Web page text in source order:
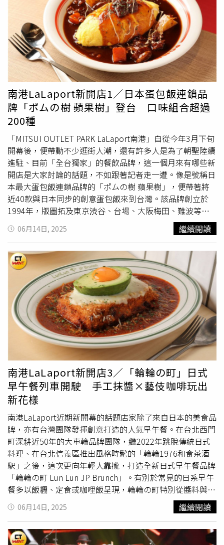
讓別人來選擇我們的人生，這就是這部戲在講的。」（圖／
攝）「再爛的劇本，我都可以把這個角色演好，因為
這是我的工作。」對丁寧來說，挑選作品最重要的，就是先
看導演跟編劇，編劇是整部作品的靈魂，導演是帶著靈魂往
前走的人，導演不錯、劇本不錯，接下來就是要相信自己可
以把這角色演好，即使這個角色以前就有過類似的，但跟隨
著人生歷練，演技也跟著慢慢成長，然後相信自己，因為再
爛的劇本都要努力演好。「我對我自己是沒有標準的，因為
我覺得首先你不可能再找第二個人來演我同樣的角色，我覺
得那個自信是，我相信人生沒有第二次機會，包括導演你也
沒有第二種選擇，你就算覺得我演不好，但是你確定另外一
個人來會演得比我更好嗎？而且當這個角色到我手上，我是
用百分之百的精力去處理這個角色，就是工匠概念，我很努
力花很多精神去打磨我這把劍，基本上不可能不太好，因為
花的時間還滿多的，所以我覺得我的自信是來自我的努力，
我是一個非常努力的演員，我絕對不會在現場說『導演可是
我覺得這樣……』導演說不好就一定不好，一定有哪些東西
我沒有做到，我就會不斷地換不同的表演方法試看看。」
攝）丁寧舉了讓她拿下金馬獎最佳女配角的
《幸福城市》為例，一場她跟夏靖庭的對手戲，夏靖庭拍了
兩次就ok，但丁寧每試完戲就會跑到導演身旁聽聽有什麼
反饋，導演何蔚庭一開始只表示：「怪怪的、好像少了一點
什麼……」NG了8次之後，突然對丁寧說：「我覺得這個角
色壓迫性不夠。」知道要的是什麼了、演員接受到訊號了，
換了一種演法，一次過關，丁寧會非常相信導演的指令，努
力做到，也許心裡有另一種演出方式，但還是先完成導演要
的，之後再溝通，讓對方看看自己的方式。「我對自己的自
信來自於我的空間很大，我可以聽你的，但是我也非常勇敢
的會願意去展現我對這個角色的看法。」（圖／林士傑攝）
丁寧生日：7月4日2018年憑《幸福城市》獲得第55屆金馬
獎最佳女配角，隔年以本片入圍第13屆亞洲電影大獎及第
21屆台北電影獎最佳女配角獎2020年憑《公視人生劇展—
殘值》入圍第22屆台北電影獎、第55屆金鐘獎迷你劇集/電
視電影女配角獎2023年憑《她和她的她》入圍第58屆金鐘
獎迷你劇集/電視電影女配角獎新作品《拜六禮拜》每週日
晚上8點於公視台語台、10點於華視主頻道播出
示，以往和老婆賈靜雯都會盡可能的避掉工作，來陪孩子，
今年已安排女兒出國參加夏令營，「讓他們玩中學習，放鬆
一下」，修杰楷也自曝光暑假這段期間教育基金就超過30
萬，「一家人出遊光機票就蠻多了」，他提到，過去工作比
較常坐商務艙，但是帶小孩都是跟他們坐經濟艙，「我覺得
要讓他們有一些觀念，坐商務艙是因為爸爸媽媽很努力工作
賺錢，以後要努力工作才可以坐比較大的位置。」而他也笑
說：「媽媽真的很努力工作所以可以坐商務艙，飛長程的話
盡可能讓她在飛機上比較舒適一點。」修杰楷寵妻，讓賈靜
雯獨坐商務艙。（圖／林士傑 攝）
南港LaLaport新開店1／日本蛋包飯連鎖品
牌「ポムの樹 蘋果樹」登台 口味組合超過
200種
「MITSUI OUTLET PARK LaLaport南港」自從今年3月下旬
開幕後，便帶動不少逛街人潮，還有許多人是為了朝聖陸續
進駐、目前「全台獨家」的餐飲品牌，這一個月來有哪些新
開店是大家討論的話題，不如跟著記者走一遭。像是號稱日
本最大蛋包飯連鎖品牌的「ポムの樹 蘋果樹」，便帶著將
近40款與日本同步的創意蛋包飯來到台灣。該品牌創立於
1994年，版圖拓及東京渋谷、台場、大阪梅田、難波等
地，至今在日本全國擁有近百家分店。有趣的是，「ポムの
樹 蘋果樹蛋包飯」提供約40種多元口味的蛋包飯，除了部
分為固定搭配之外，多數可選擇蛋包內要包覆酸甜的番茄炒
飯、溫潤的奶油炒飯或加價選擇牛豬混合的絞肉炒飯，再加
上淋在蛋皮上的不同醬料，組合最多可超過200種，相信會
讓人充滿選擇障礙。引進「ポムの樹 蘋果樹蛋包飯」的是
旗下有「花月嵐拉麵」及「燒丼株式會社」兩大品牌的晶旺
餐飲集團，洽談合作籌備花了將近5年時間。曾親自到日本
受訓的品牌督導洪伸佐表示，當初晶旺董事長張靖豫在大阪
無意間吃到蘋果樹蛋包飯時，便覺得其蛋皮充滿層次，與純
粹僅有一層的薄蛋皮或切開後會向兩旁流出的蛋包飯不同，
蘋果樹的蛋皮做法看似外皮很薄、實際卻擁有兩三層，每一
份都使用新鮮全蛋現點現做、不添加任何水、牛奶及鮮奶
油，內裡濕潤滑嫩。而且要熟練地捲起軟嫩蛋包、完美裹住
炒飯並不容易，除了火力控制需得當、速度也要夠快，因此
製作蛋包飯的內場夥伴都需經過常駐的日方職人考核，若有
失敗便需打掉重來。「鮮蝦滿滿奶油蛋包飯」使用新鮮蝦仁
搭配溫潤奶油白醬，加價129元可獲得迷你沙拉與100元以
下飲品。（429元／S，圖／林士傑攝）L尺寸的蛋包飯份量
約可供4人品嘗、比臉還大，圖為搭配茄汁培根炒飯的「招
牌蛋包飯」。（429元／L，圖／ 林士傑攝）若不知首次入
店該從哪一款開始品嘗，menu也列出日本店舖Top7的人氣
排名做為參考，其中首推醬汁風味濃郁深沉、搭配多塊軟嫩
牛肉的「Premium 燉牛肉蛋包飯」，味道相對柔和、海味
與奶香交融的「鮮蝦滿滿奶油蛋包飯」亦有擁護者，而喜歡
家常風味的人則必點「招牌蛋包飯」，一入口茄汁鹹甜交織
的風味，又勾起大家的兒時記憶。蛋包飯也針對不同食量的
06月14日, 2025 繼續閱讀
南港LaLaport新開店3／「輪輪の町」日式
早午餐列車開駛 手工抹醬×藝伎咖啡玩出
新花樣
南港LaLaport近期新開幕的話題店家除了來自日本的美食品
牌，亦有台灣團隊發揮創意打造的人氣早午餐。在台北西門
町深耕近50年的大車輪品牌團隊，繼2022年跳脫傳統日式
料理、在台北信義區推出風格時髦的「輪輪1976和食茶酒
駅」之後，這次更向年輕人靠攏，打造全新日式早午餐品牌
「輪輪の町 Lun Lun JP Brunch」。有別於常見的日系早午
餐多以飯糰、定食或咖哩飯呈現，輪輪の町特別從醬料與調
味著手，光是搭配麵包的6種手工抹醬，便融入味噌、抹
茶、鹽昆布等日式代表食材，再加上以藝伎豆精品咖啡為主
打，讓不少消費者覺得老品牌玩出了新變化。「輪輪の招牌
抹醬法式吐司」可挑選2款抹醬，目前以鹽昆布松露奶油、
06月14日, 2025 繼續閱讀